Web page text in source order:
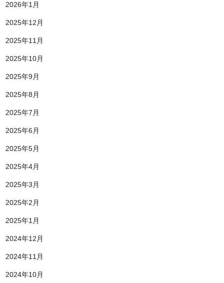
2026年1月
2025年12月
2025年11月
2025年10月
2025年9月
2025年8月
2025年7月
2025年6月
2025年5月
2025年4月
2025年3月
2025年2月
2025年1月
2024年12月
2024年11月
2024年10月